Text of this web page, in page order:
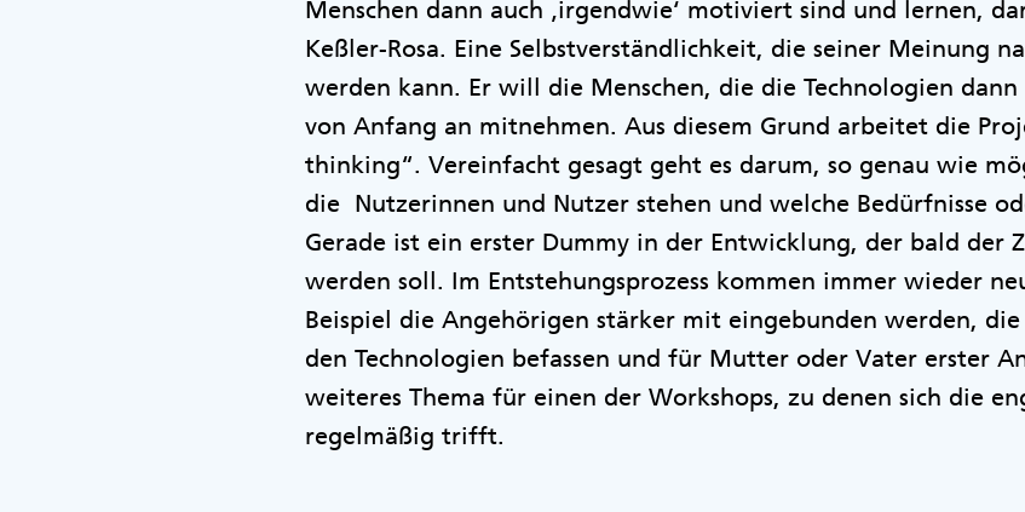
Menschen dann auch ‚irgendwie‘ motiviert sind und lernen,
Keßler-Rosa. Eine Selbstverständlichkeit, die seiner Meinung
werden kann. Er will die Menschen, die die Technologien
von Anfang an mitnehmen. Aus diesem Grund arbeitet die
thinking“. Vereinfacht gesagt geht es darum, so genau wie
die Nutzerinnen und Nutzer stehen und welche Bedürfnisse
Gerade ist ein erster Dummy in der Entwicklung, der bald der
werden soll. Im Entstehungsprozess kommen immer wieder
Beispiel die Angehörigen stärker mit eingebunden werden,
den Technologien befassen und für Mutter oder Vater erster
weiteres Thema für einen der Workshops, zu denen sich die
regelmäßig trifft.